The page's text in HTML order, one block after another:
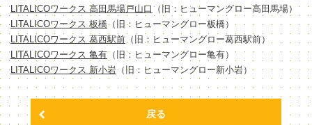
LITALICOワークス 高田馬場戸山口 （旧：ヒューマングロー高田馬場）
LITALICOワークス 板橋（旧：ヒューマングロー板橋）
LITALICOワークス 葛西駅前 （旧：ヒューマングロー葛西駅前）
LITALICOワークス 亀有（旧：ヒューマングロー亀有）
LITALICOワークス 新小岩（旧：ヒューマングロー新小岩）
戻る